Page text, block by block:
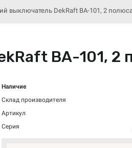
выключатель DekRaft ВА-101, 2
ВА-101, 2
Наличие
Склад производителя
Артикул
Серия